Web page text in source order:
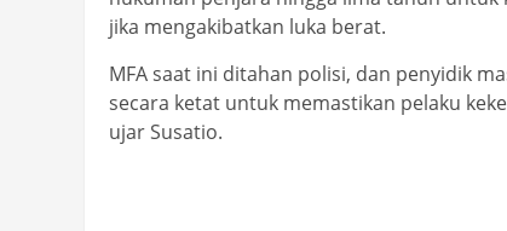
jika mengakibatkan luka berat.
MFA saat ini ditahan polisi, dan penyidik
secara ketat untuk memastikan pelaku
ujar Susatio.